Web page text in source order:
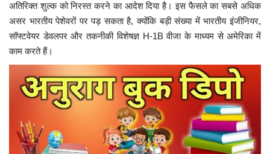
अतिरिक्त शुल्क को निरस्त करने का आदेश दिया है। इस फैसले का सबसे अधिक
असर भारतीय पेशेवरों पर पड़ सकता है, क्योंकि बड़ी संख्या में भारतीय इंजीनियर,
सॉफ्टवेयर डेवलपर और तकनीकी विशेषज्ञ H-1B वीजा के माध्यम से अमेरिका में
काम करते हैं।